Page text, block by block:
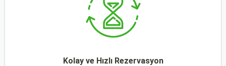
Kolay ve Hızlı Rezervasyon